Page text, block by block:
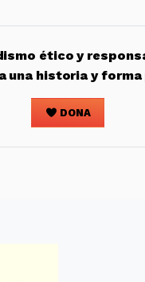
ético y
una historia y
DONA